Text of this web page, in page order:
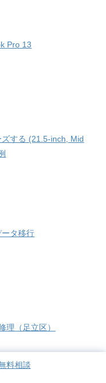
Pro 13
ズする (21.5-inch, Mid
タ移行
理（足立区）
料相談